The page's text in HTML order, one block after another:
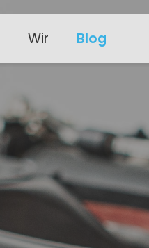
Wir Blog